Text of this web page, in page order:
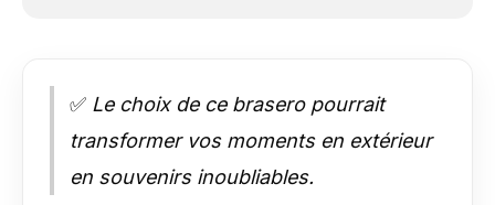
✅ Le choix de ce brasero pourrait
transformer vos moments en extérieur
en souvenirs inoubliables.